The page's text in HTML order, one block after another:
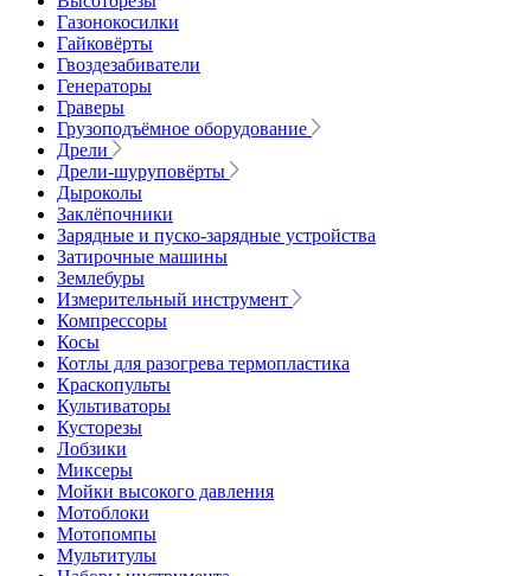
Газонокосилки
Гайковёрты
Гвоздезабиватели
Генераторы
Граверы
Грузоподъёмное оборудование
Дрели
Дрели-шуруповёрты
Дыроколы
Заклёпочники
Зарядные и пуско-зарядные устройства
Затирочные машины
Землебуры
Измерительный инструмент
Компрессоры
Косы
Котлы для разогрева термопластика
Краскопульты
Культиваторы
Кусторезы
Лобзики
Миксеры
Мойки высокого давления
Мотоблоки
Мотопомпы
Мультитулы